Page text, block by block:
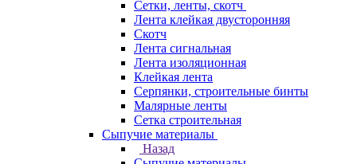
Сетки, ленты, скотч
Лента клейкая двусторонняя
Скотч
Лента сигнальная
Лента изоляционная
Клейкая лента
Серпянки, строительные бинты
Малярные ленты
Сетка строительная
Сыпучие материалы
Назад